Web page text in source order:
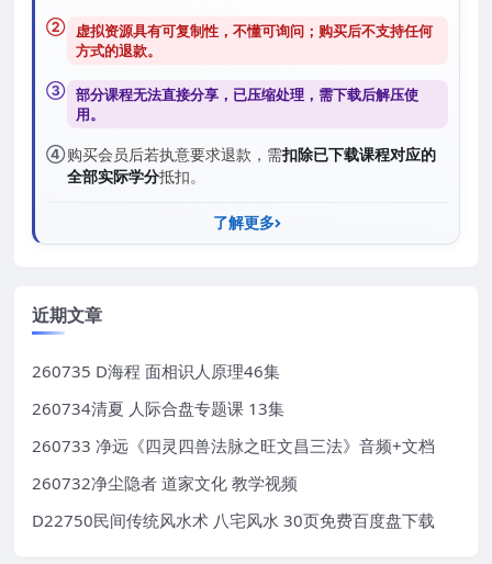
② 虚拟资源具有可复制性，不懂可询问；购买后不支持任何
方式的退款。
③ 部分课程无法直接分享，已压缩处理，需下载后解压使
用。
④购买会员后若执意要求退款，需扣除已下载课程对应的
全部实际学分抵扣。
了解更多
近期文章
260735 D海程 面相识人原理46集
260734清夏 人际合盘专题课 13集
260733 净远《四灵四兽法脉之旺文昌三法》音频+文档
260732净尘隐者 道家文化 教学视频
D22750民间传统风水术 八宅风水 30页免费百度盘下载